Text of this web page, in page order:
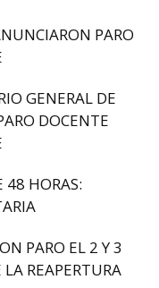
PARO
GENERAL DE
DOCENTE
48 HORAS:
PARO EL 2 Y 3
REAPERTURA